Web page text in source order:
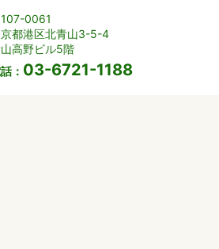
0061
都港区北青山3-5-4
高野ビル5階
： 03-6721-1188